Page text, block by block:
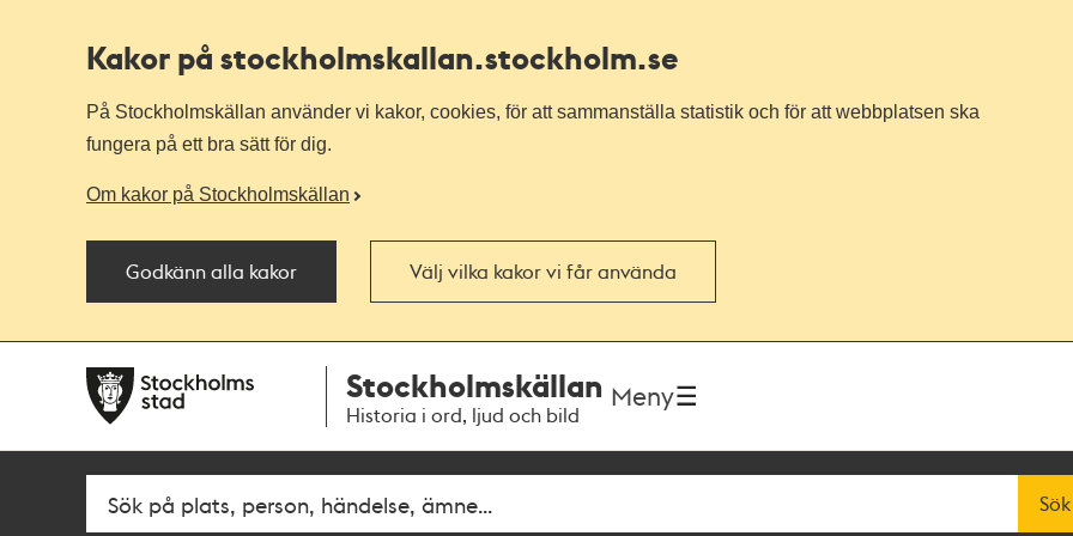
Kakor på stockholmskallan.stockholm.se
På Stockholmskällan använder vi kakor, cookies, för att sammanställa statistik och för att webbplatsen ska
fungera på ett bra sätt för dig.
Om kakor på Stockholmskällan
Godkänn alla kakor Välj vilka kakor vi får använda
navigationen
huvudinnehållet
Stockholmskällan
Historia i ord, ljud och bild
Meny
Fritextsök Sök